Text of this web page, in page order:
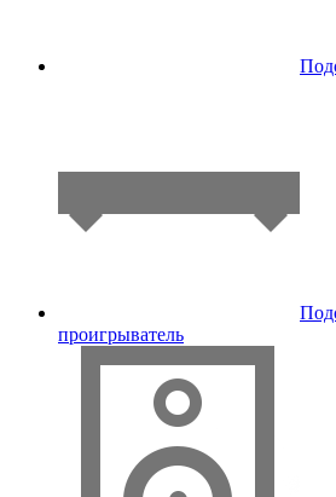
проигрыватель